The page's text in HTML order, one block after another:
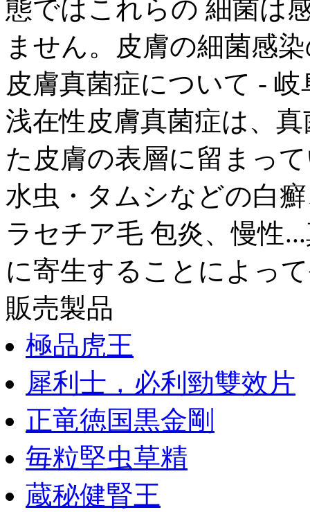
態ではこれらの 細菌は
ません。皮膚の細菌感
皮膚真菌症について -
浅在性皮膚真菌症は、
た皮膚の表層に留まっ
水虫・タムシなどの白
ラセチア毛 包炎、慢性
に寄生することによっ
販売製品
極品虎王
犀利士，必利勁雙效片
正竜徳国黒金剛
毎粒堅虫草精
蔵秘健腎王